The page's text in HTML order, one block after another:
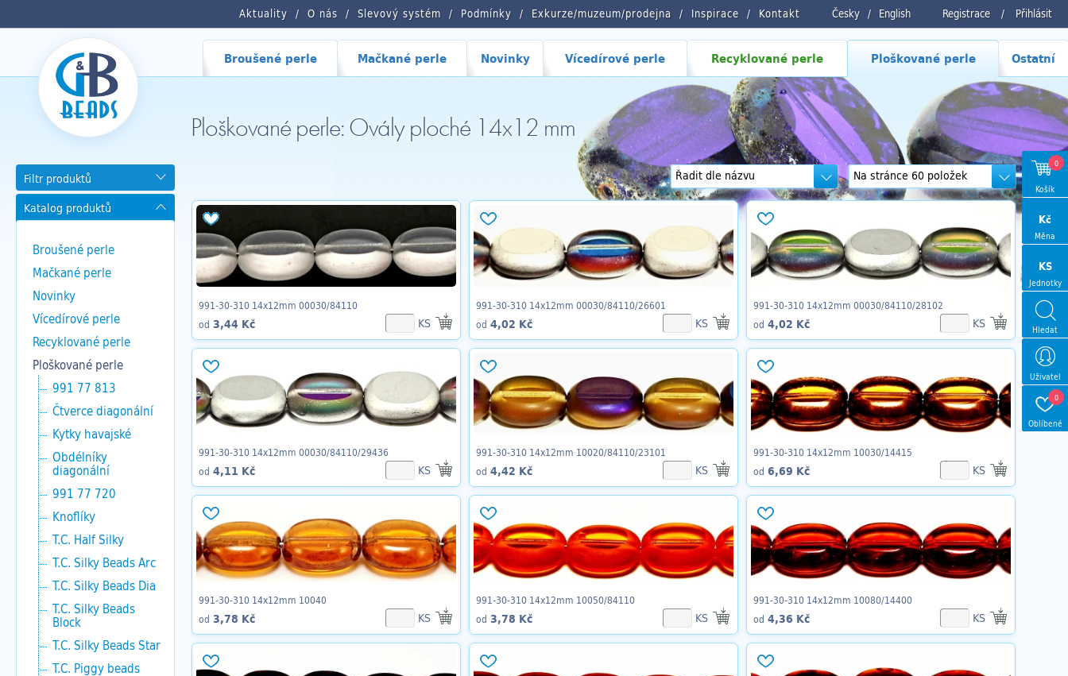
Registrace / Přihlásit
Česky / English
Aktuality O nás Slevový systém Podmínky Exkurze/muzeum/prodejna Inspirace Kontakt
Broušené perle Mačkané perle Novinky Vícedírové perle Recyklované perle Ploškované perle Ostatní
Ploškované perle: Ovály ploché 14x12 mm
Filtr produktů
Katalog produktů
Broušené perle
Mačkané perle
Novinky
Vícedírové perle
Recyklované perle
Ploškované perle
991 77 813
Čtverce diagonální
Kytky havajské
Obdélníky
diagonální
991 77 720
Knoflíky
T.C. Half Silky
T.C. Silky Beads Arc
T.C. Silky Beads Dia
T.C. Silky Beads
Block
T.C. Silky Beads Star
T.C. Piggy beads
991-30-310 14x12mm 00030/84110
od 3,44 Kč KS
991-30-310 14x12mm 00030/84110/26601
od 4,02 Kč KS
991-30-310 14x12mm 00030/84110/28102
od 4,02 Kč KS
991-30-310 14x12mm 00030/84110/29436
od 4,11 Kč KS
991-30-310 14x12mm 10020/84110/23101
od 4,42 Kč KS
991-30-310 14x12mm 10030/14415
od 6,69 Kč KS
991-30-310 14x12mm 10040
od 3,78 Kč KS
991-30-310 14x12mm 10050/84110
od 3,78 Kč KS
991-30-310 14x12mm 10080/14400
od 4,36 Kč KS
0
Košík
Kč
Měna
KS
Jednotky
Hledat
Uživatel
0
Oblíbené